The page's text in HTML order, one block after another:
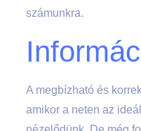
számunkra.
A megbízható és
amikor a neten az